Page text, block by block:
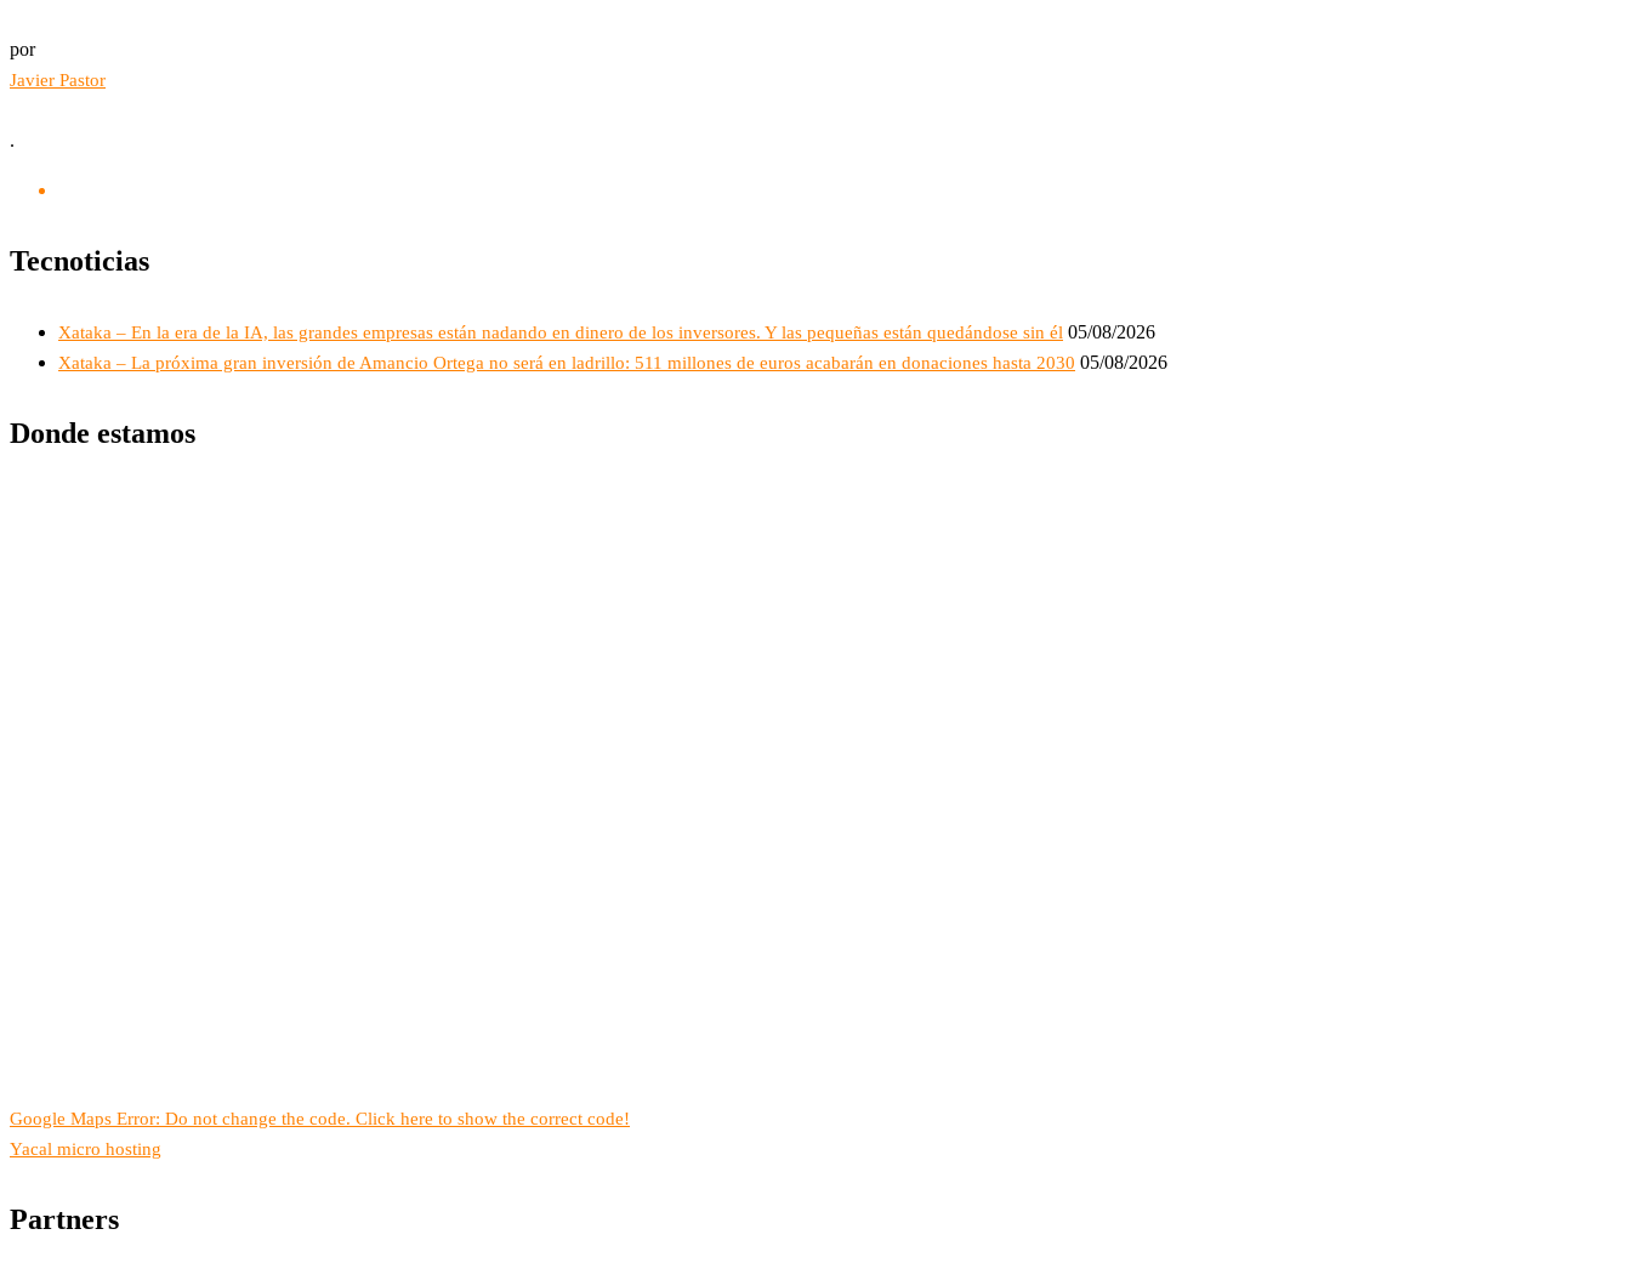
por
Javier Pastor
.
Tecnoticias
Xataka – En la era de la IA, las grandes empresas están nadando en dinero de los inversores. Y las pequeñas están quedándose sin él 05/08/2026
Xataka – La próxima gran inversión de Amancio Ortega no será en ladrillo: 511 millones de euros acabarán en donaciones hasta 2030 05/08/2026
Donde estamos
Google Maps Error: Do not change the code. Click here to show the correct code!
Yacal micro hosting
Partners